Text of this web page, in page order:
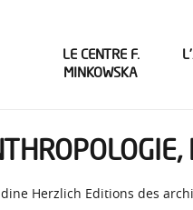
LE CENTRE F.
MINKOWSKA
Herzlich Editions des